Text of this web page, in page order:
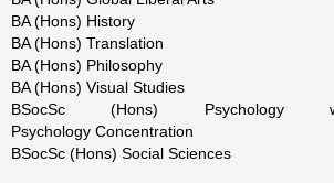
BA (Hons) History
BA (Hons) Translation
BA (Hons) Philosophy
BA (Hons) Visual Studies
BSocSc (Hons) Psychology
Psychology Concentration
BSocSc (Hons) Social Sciences